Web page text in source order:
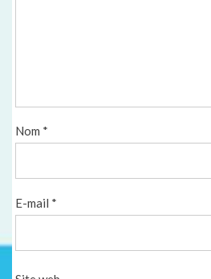
Nom *
E-mail *